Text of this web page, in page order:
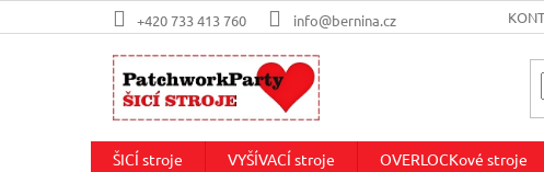
na
+420 733 413 760 info@bernina.cz
ŠICÍ stroje VYŠÍVACÍ stroje OVERLOCKové stroje